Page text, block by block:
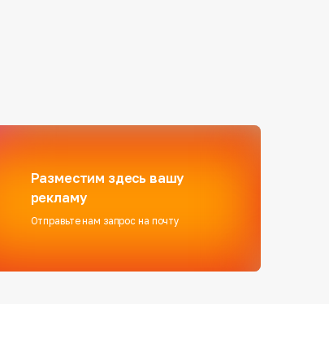
Разместим здесь вашу
рекламу
Отправьте нам запрос на почту